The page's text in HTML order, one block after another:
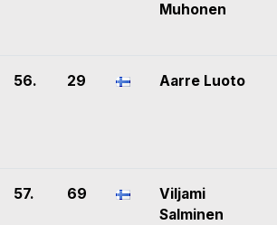
Muhonen
56. 29 Aarre Luoto
57. 69
Viljami
Salminen